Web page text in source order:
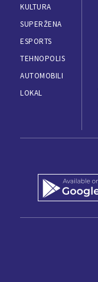
KULTURA
SUPERŽENA
ESPORTS
TEHNOPOLIS
AUTOMOBILI
LOKAL